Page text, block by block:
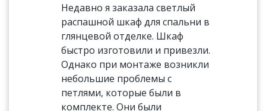
Недавно я заказала светлый
распашной шкаф для спальни в
глянцевой отделке. Шкаф
быстро изготовили и привезли.
Однако при монтаже возникли
небольшие проблемы с
петлями, которые были в
комплекте. Они были